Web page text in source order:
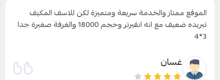
الموقع ممتاز والخدمة سريعة ومتميزة لكن للاسف المكيف
تبريده ضعيف مع انه انفيرتر وحجم 18000 والغرفة صغيرة جدا
3*4
غسان